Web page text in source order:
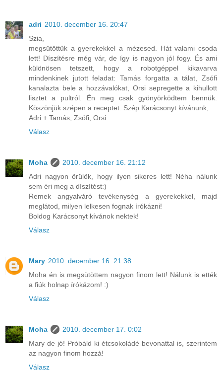
adri 2010. december 16. 20:47
Szia,
megsütöttük a gyerekekkel a mézesed. Hát valami csoda
lett! Díszítésre még vár, de így is nagyon jól fogy. És ami
különösen tetszett, hogy a robotgéppel kikavarva
mindenkinek jutott feladat: Tamás forgatta a tálat, Zsófi
kanalazta bele a hozzávalókat, Orsi sepregette a kihullott
lisztet a pultról. Én meg csak gyönyörködtem bennük.
Köszönjük szépen a receptet. Szép Karácsonyt kívánunk,
Adri + Tamás, Zsófi, Orsi
Válasz
Moha
2010. december 16. 21:12
Adri nagyon örülök, hogy ilyen sikeres lett! Néha nálunk
sem éri meg a díszítést:)
Remek angyalváró tevékenység a gyerekekkel, majd
meglátod, milyen lelkesen fognak írókázni!
Boldog Karácsonyt kívánok nektek!
Válasz
Mary 2010. december 16. 21:38
Moha én is megsütöttem nagyon finom lett! Nálunk is ették
a fiúk holnap írókázom! :)
Válasz
Moha
2010. december 17. 0:02
Mary de jó! Próbáld ki étcsokoládé bevonattal is, szerintem
az nagyon finom hozzá!
Válasz